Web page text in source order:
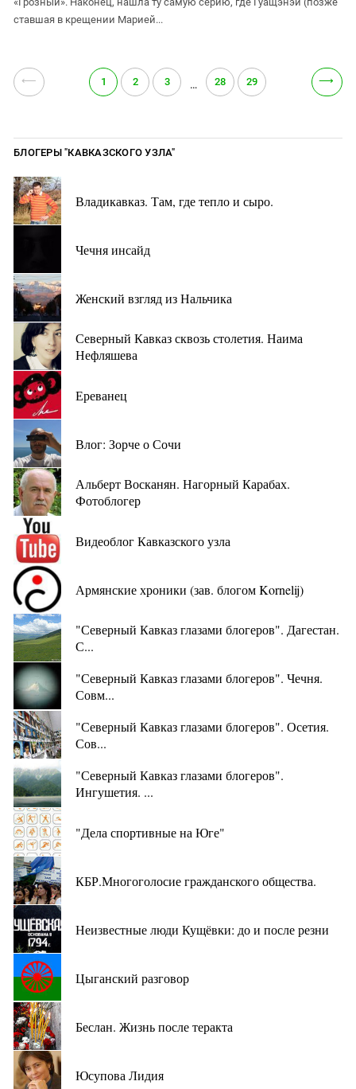
ставшая в крещении Марией...
⟵ 1 2 3 … 28 29 ⟶
БЛОГЕРЫ "КАВКАЗСКОГО УЗЛА"
Владикавказ. Там, где тепло и сыро.
Чечня инсайд
Женский взгляд из Нальчика
Северный Кавказ сквозь столетия. Наима
Нефляшева
Ереванец
Влог: Зорче о Сочи
Альберт Восканян. Нагорный Карабах.
Фотоблогер
Видеоблог Кавказского узла
Армянские хроники (зав. блогом Kornelij)
"Северный Кавказ глазами блогеров". Дагестан.
С...
"Северный Кавказ глазами блогеров". Чечня.
Совм...
"Северный Кавказ глазами блогеров". Осетия.
Сов...
"Северный Кавказ глазами блогеров".
Ингушетия. ...
"Дела спортивные на Юге"
КБР.Многоголосие гражданского общества.
Неизвестные люди Кущёвки: до и после резни
Цыганский разговор
Беслан. Жизнь после теракта
Юсупова Лидия